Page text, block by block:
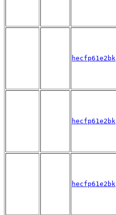
hecfp61e2bk
hecfp61e2bk
hecfp61e2bk